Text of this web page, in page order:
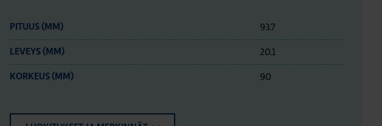
PITUUS (MM) 93.7
LEVEYS (MM) 20.1
KORKEUS (MM) 90